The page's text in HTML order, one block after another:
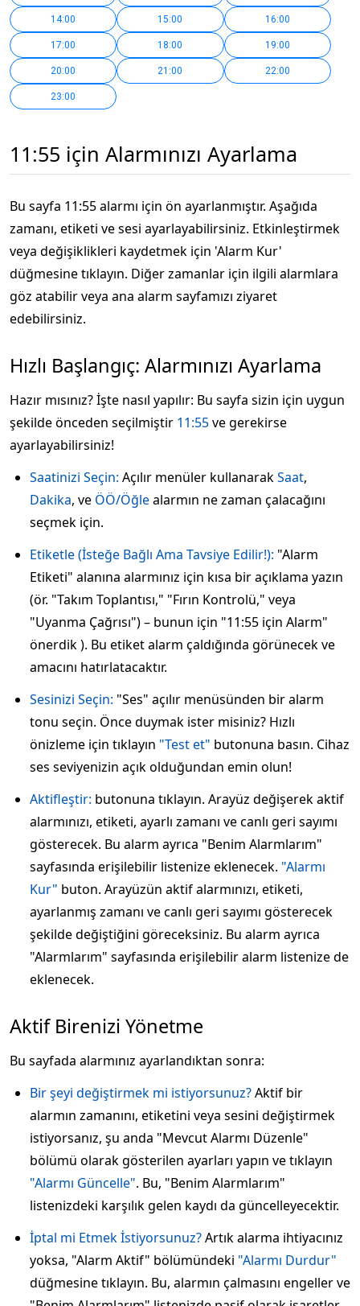
14:00 15:00 16:00
17:00 18:00 19:00
20:00 21:00 22:00
23:00
11:55 için Alarmınızı Ayarlama
Bu sayfa 11:55 alarmı için ön ayarlanmıştır. Aşağıda
zamanı, etiketi ve sesi ayarlayabilirsiniz. Etkinleştirmek
veya değişiklikleri kaydetmek için 'Alarm Kur'
düğmesine tıklayın. Diğer zamanlar için ilgili alarmlara
göz atabilir veya ana alarm sayfamızı ziyaret
edebilirsiniz.
Hızlı Başlangıç: Alarmınızı Ayarlama
Hazır mısınız? İşte nasıl yapılır: Bu sayfa sizin için uygun
şekilde önceden seçilmiştir 11:55ve gerekirse
ayarlayabilirsiniz!
Saatinizi Seçin: Açılır menüler kullanarakSaat,
Dakika, ve ÖÖ/Öğlealarmın ne zaman çalacağını
seçmek için.
Etiketle (İsteğe Bağlı Ama Tavsiye Edilir!): "Alarm
Etiketi" alanına alarmınız için kısa bir açıklama yazın
(ör. "Takım Toplantısı," "Fırın Kontrolü," veya
"Uyanma Çağrısı") – bunun için "11:55 için Alarm"
önerdik ). Bu etiket alarm çaldığında görünecek ve
amacını hatırlatacaktır.
Sesinizi Seçin: "Ses" açılır menüsünden bir alarm
tonu seçin. Önce duymak ister misiniz? Hızlı
önizleme için tıklayın "Test et" butonuna basın. Cihaz
ses seviyenizin açık olduğundan emin olun!
Aktifleştir: butonuna tıklayın. Arayüz değişerek aktif
alarmınızı, etiketi, ayarlı zamanı ve canlı geri sayımı
gösterecek. Bu alarm ayrıca "Benim Alarmlarım"
sayfasında erişilebilir listenize eklenecek. "Alarmı
Kur" buton. Arayüzün aktif alarmınızı, etiketi,
ayarlanmış zamanı ve canlı geri sayımı gösterecek
şekilde değiştiğini göreceksiniz. Bu alarm ayrıca
"Alarmlarım" sayfasında erişilebilir alarm listenize de
eklenecek.
Aktif Birenizi Yönetme
Bu sayfada alarmınız ayarlandıktan sonra:
Bir şeyi değiştirmek mi istiyorsunuz?Aktif bir
alarmın zamanını, etiketini veya sesini değiştirmek
istiyorsanız, şu anda "Mevcut Alarmı Düzenle"
bölümü olarak gösterilen ayarları yapın ve tıklayın
"Alarmı Güncelle". Bu, "Benim Alarmlarım"
listenizdeki karşılık gelen kaydı da güncelleyecektir.
İptal mi Etmek İstiyorsunuz?Artık alarma ihtiyacınız
yoksa, "Alarm Aktif" bölümündeki "Alarmı Durdur"
düğmesine tıklayın. Bu, alarmın çalmasını engeller ve